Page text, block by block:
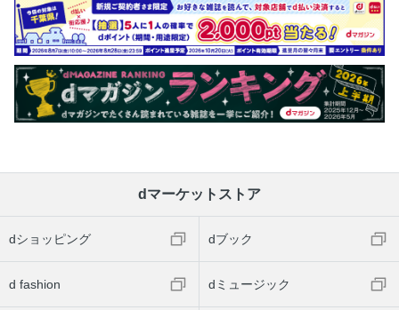
dマーケットストア
dショッピング dブック
d fashion dミュージック